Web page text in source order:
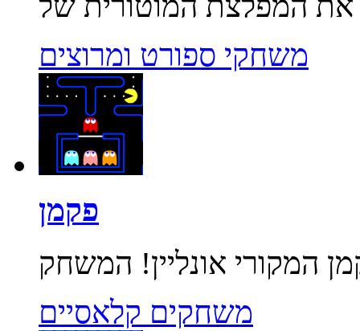
משחקי ספורט ומרוצים
פקמן
משחקים קלאסיים